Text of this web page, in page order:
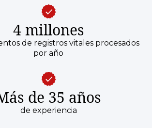
4 millones
de registros vitales procesados
por año
de 35 años
de experiencia